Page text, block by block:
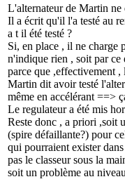
L'alternateur de Martin ne
Il a écrit qu'il l'a testé au
a t il été testé ?
Si, en place , il ne charge
n'indique rien , soit par
parce que ,effectivement ,
Martin dit avoir testé
même en accélérant ==>
Le regulateur a été mis
Reste donc , a priori ,soit
(spire défaillante?) pour
qui pourraient exister
pas le classeur sous la
soit un problème au